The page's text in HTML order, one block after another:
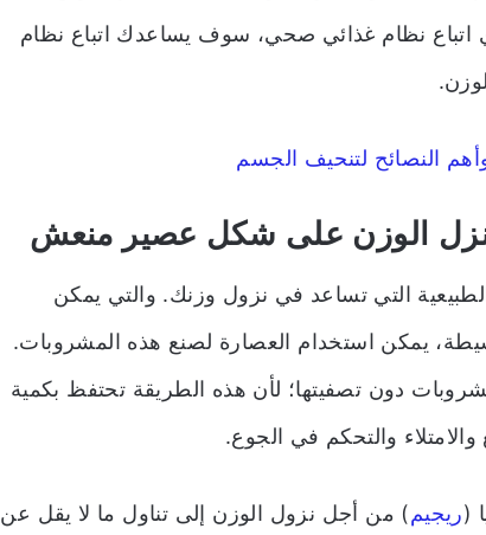
نظام غذائي صحي، سوف يساعدك اتباع نظام
النصائح لتنحيف الجسم
الوزن على شكل عصير منعش
التي تساعد في نزول وزنك. والتي يمكن
يمكن استخدام العصارة لصنع هذه المشروبات.
دون تصفيتها؛ لأن هذه الطريقة تحتفظ بكمية
والتحكم في الجوع.
(ريجيم) من أجل نزول الوزن إلى تناول ما لا يقل عن